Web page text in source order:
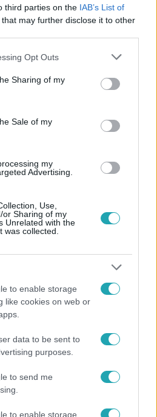
third parties on the IAB’s List of
that may further disclose it to other
app uses one or more Google
behaviour. You may click to
and its third-party tags to
purposes in below Google
Opt Outs
Sharing of my
Sale of my
my
Advertising.
Use,
or Sharing of my
Unrelated with the
was collected.
to enable storage
like cookies on web or
data to be sent to
purposes.
to send me
to enable storage
értesülj a friss
is!
#ADÁSRÉSZLETEK
HÚSVÉT
#BELFÖLD
2:30